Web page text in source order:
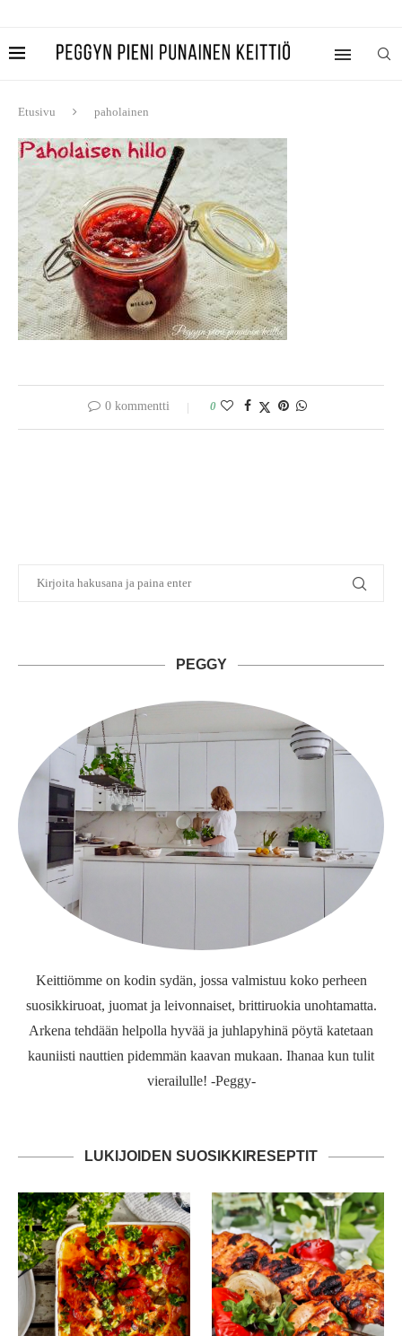
Etusivu paholainen
0 kommentti 0
PEGGY
Keittiömme on kodin sydän, jossa valmistuu koko perheen
suosikkiruoat, juomat ja leivonnaiset, brittiruokia unohtamatta.
Arkena tehdään helpolla hyvää ja juhlapyhinä pöytä katetaan
kauniisti nauttien pidemmän kaavan mukaan. Ihanaa kun tulit
vierailulle! -Peggy-
LUKIJOIDEN SUOSIKKIRESEPTIT